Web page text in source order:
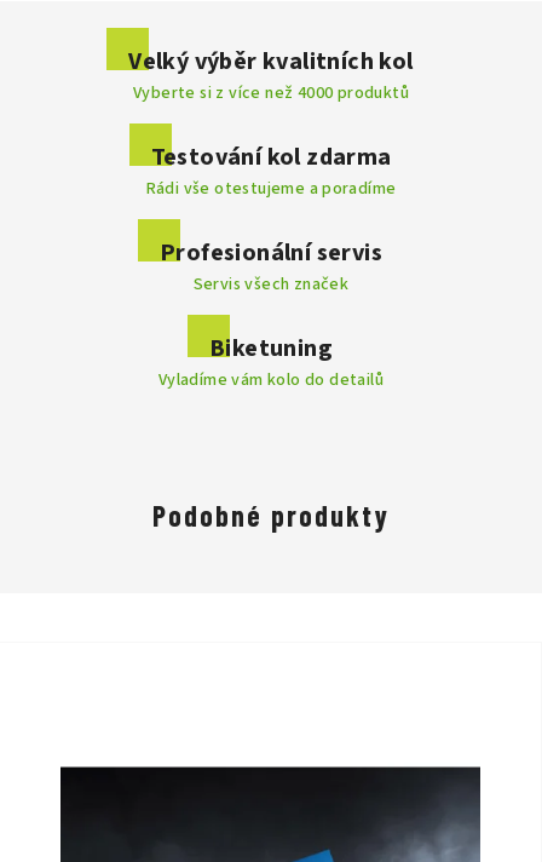
Přidat komentář
Velký výběr kvalitních kol
Vyberte si z více než 4000 produktů
Testování kol zdarma
Rádi vše otestujeme a poradíme
Profesionální servis
Servis všech značek
Biketuning
Vyladíme vám kolo do detailů
Podobné produkty